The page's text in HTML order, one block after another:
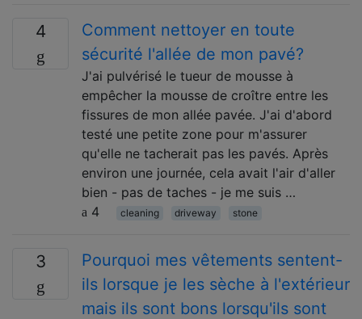
4
Comment nettoyer en toute
sécurité l'allée de mon pavé?
J'ai pulvérisé le tueur de mousse à
empêcher la mousse de croître entre les
fissures de mon allée pavée. J'ai d'abord
testé une petite zone pour m'assurer
qu'elle ne tacherait pas les pavés. Après
environ une journée, cela avait l'air d'aller
bien - pas de taches - je me suis …
4
cleaning driveway stone
3
Pourquoi mes vêtements sentent-
ils lorsque je les sèche à l'extérieur
mais ils sont bons lorsqu'ils sont